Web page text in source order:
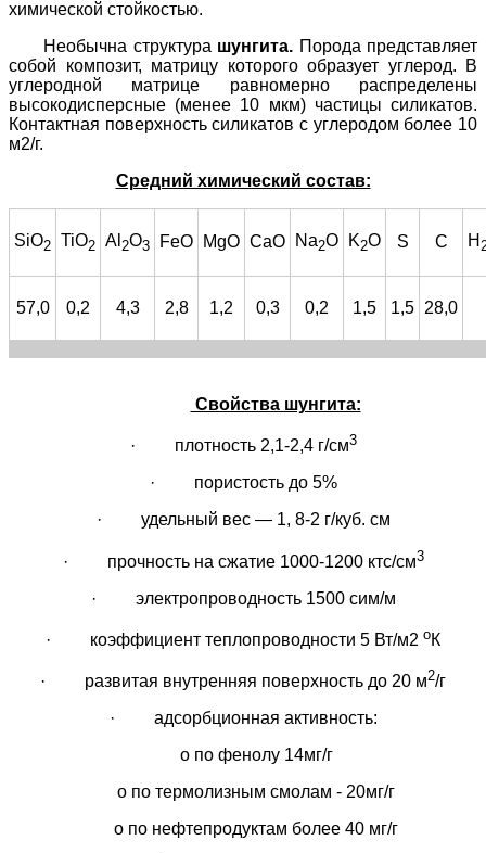
химической стойкостью.
Необычна структура шунгита. Порода представляет
собой композит, матрицу которого образует углерод. В
углеродной матрице равномерно распределены
высокодисперсные (менее 10 мкм) частицы силикатов.
Контактная поверхность силикатов с углеродом более 10
м2/г.
Средний химический состав:
SiO2 TiO2 Al 2O3 FeO MgO CaO Na2O K2O S C H
57,0 0,2 4,3 2,8 1,2 0,3 0,2 1,5 1,5 28,0
Свойства шунгита:
· плотность 2,1-2,4 г/см3
·
пористость до 5%
·
удельный вес — 1, 8-2 г/куб. см
· прочность на сжатие 1000-1200 ктс/см3
· электропроводность 1500 сим/м
· коэффициент теплопроводности 5 Вт/м2 oК
· развитая внутренняя поверхность до 20 м2/г
·
адсорбционная активность:
o по фенолу 14мг/г
o по термолизным смолам - 20мг/г
o по нефтепродуктам более 40 мг/г